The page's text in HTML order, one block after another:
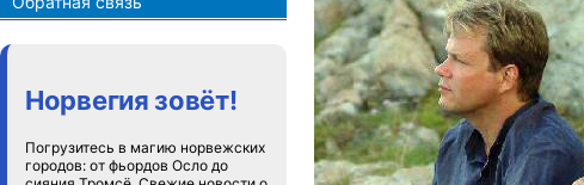
Норвегия зовёт!
Погрузитесь в магию норвежских
городов: от фьордов Осло до